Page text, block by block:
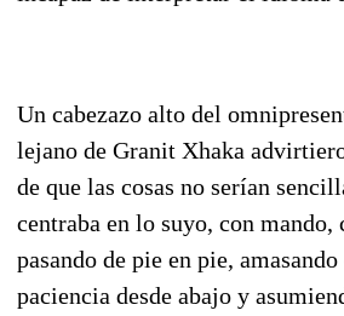
Un cabezazo alto del
lejano de Granit Xhaka
de que las cosas no serían
centraba en lo suyo, con mando,
pasando de pie en pie,
paciencia desde abajo y